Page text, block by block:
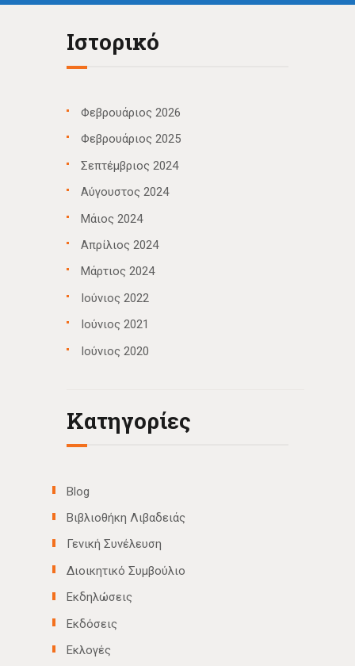
Ιστορικό
Φεβρουάριος 2026
Φεβρουάριος 2025
Σεπτέμβριος 2024
Αύγουστος 2024
Μάιος 2024
Απρίλιος 2024
Μάρτιος 2024
Ιούνιος 2022
Ιούνιος 2021
Ιούνιος 2020
Kατηγορίες
Blog
Βιβλιοθήκη Λιβαδειάς
Γενική Συνέλευση
Διοικητικό Συμβούλιο
Εκδηλώσεις
Εκδόσεις
Εκλογές